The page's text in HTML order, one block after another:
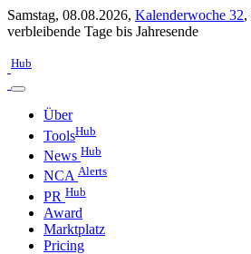
Samstag, 08.08.2026, Kalenderwoche 32,
verbleibende Tage bis Jahresende
Hub
Über
ToolsHub
News Hub
NCA Alerts
PR Hub
Award
Marktplatz
Pricing